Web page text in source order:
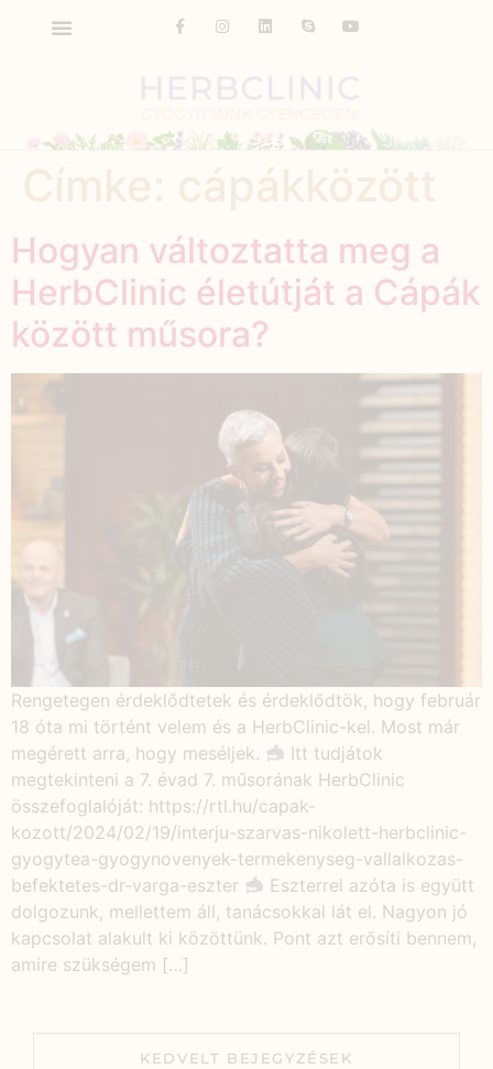
Hogyan változtatta meg a
HerbClinic életútját a Cápák
között műsora?
Rengetegen érdeklődtetek és érdeklődtök, hogy február
18 óta mi történt velem és a HerbClinic-kel. Most már
megérett arra, hogy meséljek.
Itt tudjátok
megtekinteni a 7. évad 7. műsorának HerbClinic
összefoglalóját: https://rtl.hu/capak-
kozott/2024/02/19/interju-szarvas-nikolett-herbclinic-
gyogytea-gyogynovenyek-termekenyseg-vallalkozas-
befektetes-dr-varga-eszter
Eszterrel azóta is együtt
dolgozunk, mellettem áll, tanácsokkal lát el. Nagyon jó
kapcsolat alakult ki közöttünk. Pont azt erősíti bennem,
amire szükségem […]
KEDVELT BEJEGYZÉSEK